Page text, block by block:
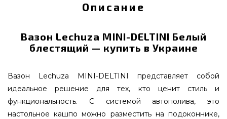
Описание
Вазон Lechuza MINI-DELTINI Белый
блестящий — купить в Украине
Вазон Lechuza MINI-DELTINI представляет собой
идеальное решение для тех, кто ценит стиль и
функциональность. С системой автополива, это
настольное кашпо можно разместить на подоконнике,